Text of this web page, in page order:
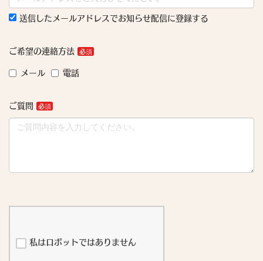
送信したメールアドレスでお知らせ配信に登録する
ご希望の連絡方法
メール 電話
ご質問
私はロボットではありません